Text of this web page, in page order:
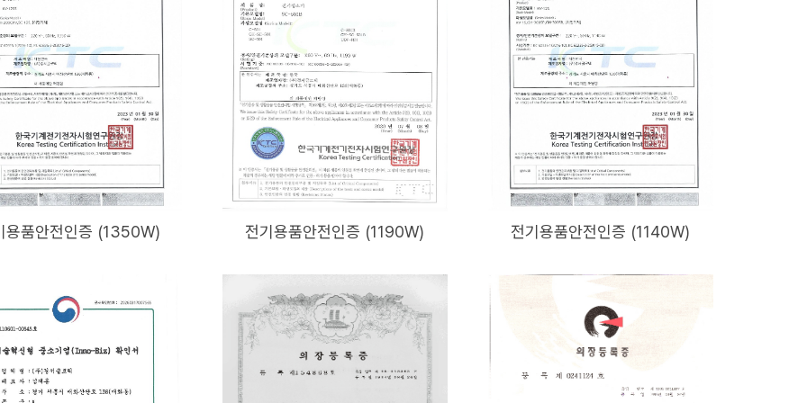
용품안전인증 (1350W) 전기용품안전인증 (1190W) 전기용품안전인증 (1140W)